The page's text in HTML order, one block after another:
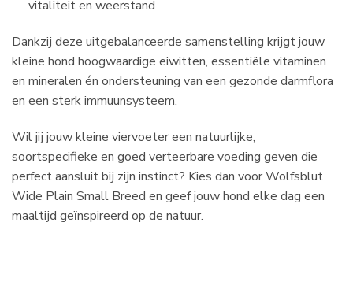
vitaliteit en weerstand
Dankzij deze uitgebalanceerde samenstelling krijgt jouw
kleine hond hoogwaardige eiwitten, essentiële vitaminen
en mineralen én ondersteuning van een gezonde darmflora
en een sterk immuunsysteem.
Wil jij jouw kleine viervoeter een natuurlijke,
soortspecifieke en goed verteerbare voeding geven die
perfect aansluit bij zijn instinct? Kies dan voor Wolfsblut
Wide Plain Small Breed en geef jouw hond elke dag een
maaltijd geïnspireerd op de natuur.